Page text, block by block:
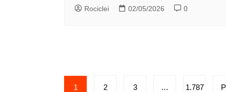
Rociclei 02/05/2026 0
Paginação
1 2 3 … 1.787